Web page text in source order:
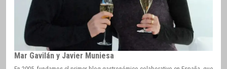
Mar Gavilán y Javier Muniesa